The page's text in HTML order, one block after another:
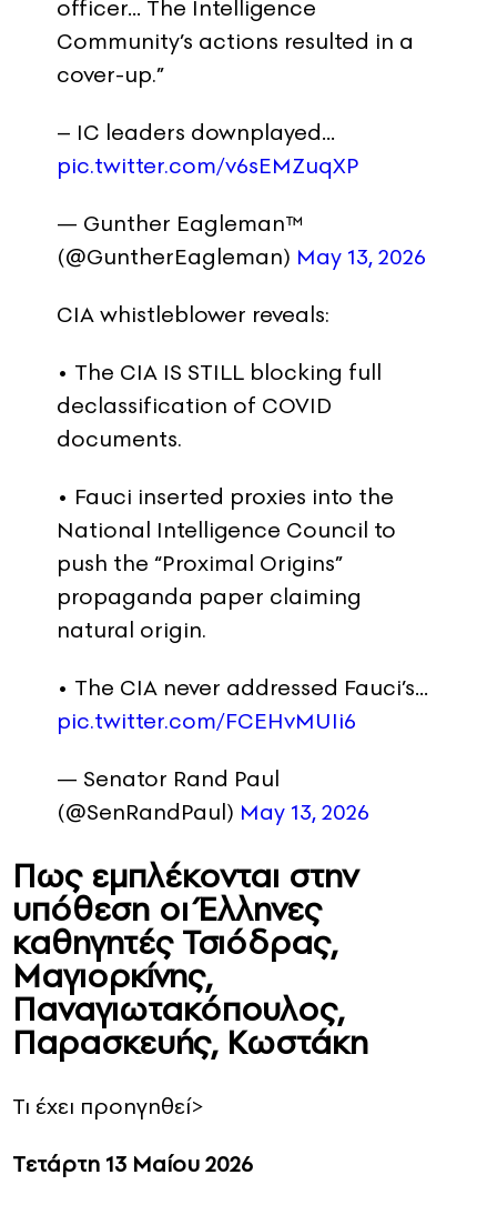
officer… The Intelligence
Community’s actions resulted in a
cover-up.”
– IC leaders downplayed…
pic.twitter.com/v6sEMZuqXP
— Gunther Eagleman™
(@GuntherEagleman) May 13, 2026
CIA whistleblower reveals:
• The CIA IS STILL blocking full
declassification of COVID
documents.
• Fauci inserted proxies into the
National Intelligence Council to
push the “Proximal Origins”
propaganda paper claiming
natural origin.
• The CIA never addressed Fauci’s…
pic.twitter.com/FCEHvMUIi6
— Senator Rand Paul
(@SenRandPaul) May 13, 2026
Πως εμπλέκονται στην
υπόθεση οι Έλληνες
καθηγητές Τσιόδρας,
Μαγιορκίνης,
Παναγιωτακόπουλος,
Παρασκευής, Κωστάκη
Τι έχει προηγηθεί>
Tετάρτη 13 Μαίου 2026